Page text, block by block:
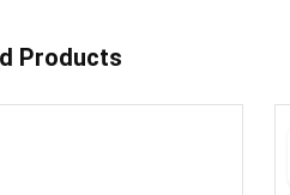
Products